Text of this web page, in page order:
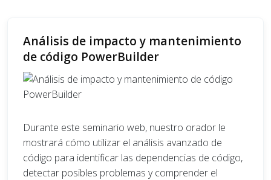
Análisis de impacto y mantenimiento
de código PowerBuilder
Durante este seminario web, nuestro orador le
mostrará cómo utilizar el análisis avanzado de
código para identificar las dependencias de código,
detectar posibles problemas y comprender el